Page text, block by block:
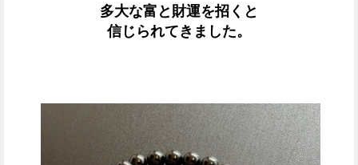
多大な富と財運を招く と
信じられてきました。